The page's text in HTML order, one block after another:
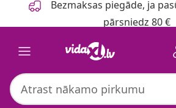
Bezmaksas piegāde, ja
pārsniedz 80 €